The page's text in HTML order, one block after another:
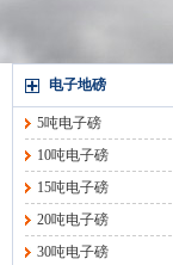
电子地磅
5吨电子磅
10吨电子磅
15吨电子磅
20吨电子磅
30吨电子磅